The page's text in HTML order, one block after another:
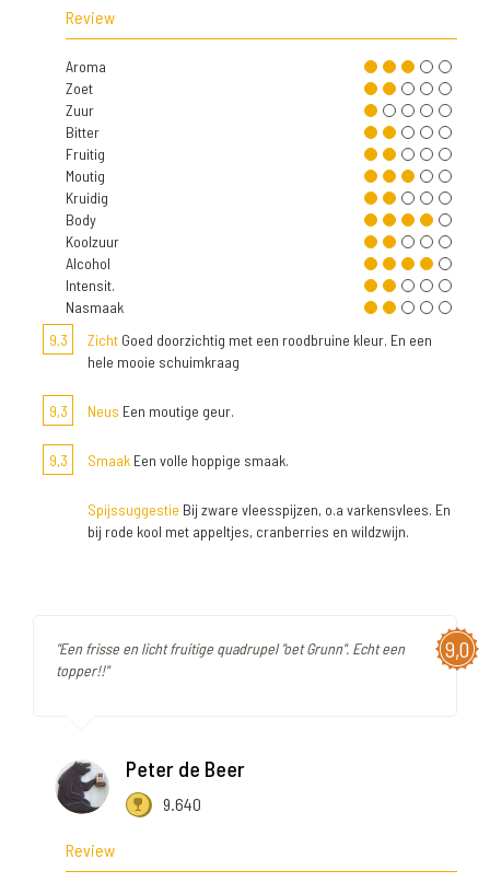
Review
Aroma
Zoet
Zuur
Bitter
Fruitig
Moutig
Kruidig
Body
Koolzuur
Alcohol
Intensit.
Nasmaak
9,3
Zicht Goed doorzichtig met een roodbruine kleur. En een
hele mooie schuimkraag
9,3 Neus Een moutige geur.
9,3 Smaak Een volle hoppige smaak.
Spijssuggestie Bij zware vleesspijzen, o.a varkensvlees. En
bij rode kool met appeltjes, cranberries en wildzwijn.
9,0
"Een frisse en licht fruitige quadrupel "oet Grunn". Echt een
topper!!"
Peter de Beer
9.640
Review